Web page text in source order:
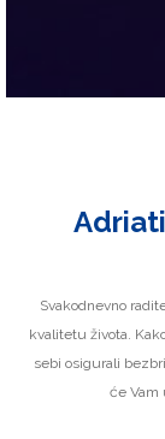
Svakodnevno
kvalitetu života.
sebi osigurali
će Vam